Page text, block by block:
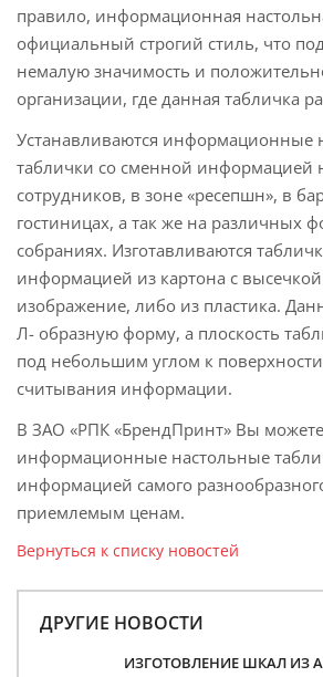
правило, информационная
официальный строгий стиль, что
немалую значимость и
организации, где данная табличка
Устанавливаются информационные
таблички со сменной информацией
сотрудников, в зоне «ресепшн», в
гостиницах, а так же на различных
собраниях. Изготавливаются
информацией из картона с
изображение, либо из пластика.
Л- образную форму, а плоскость
под небольшим углом к
считывания информации.
В ЗАО «РПК «БрендПринт» Вы можете
информационные настольные
информацией самого
приемлемым ценам.
Вернуться к списку новостей
ДРУГИЕ НОВОСТИ
ИЗГОТОВЛЕНИЕ ШКАЛ ИЗ